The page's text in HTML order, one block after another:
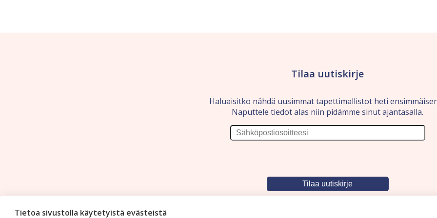
Tietoa sivustolla käytetyistä evästeistä
Tilaa uutiskirje
Haluaisitko nähdä uusimmat tapettimallistot heti
Naputtele tiedot alas niin pidämme sinut ajantasalla.